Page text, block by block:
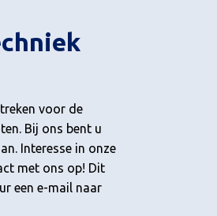
voor de
Bij ons bent u
Interesse in onze
met ons op! Dit
een e-mail naar